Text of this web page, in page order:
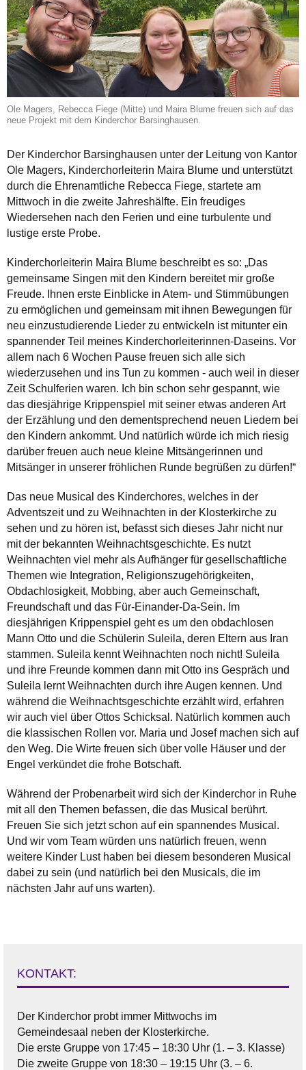
Ole Magers, Rebecca Fiege (Mitte) und Maira Blume freuen sich auf das
neue Projekt mit dem Kinderchor Barsinghausen.
Der Kinderchor Barsinghausen unter der Leitung von Kantor
Ole Magers, Kinderchorleiterin Maira Blume und unterstützt
durch die Ehrenamtliche Rebecca Fiege, startete am
Mittwoch in die zweite Jahreshälfte. Ein freudiges
Wiedersehen nach den Ferien und eine turbulente und
lustige erste Probe.
Kinderchorleiterin Maira Blume beschreibt es so: „Das
gemeinsame Singen mit den Kindern bereitet mir große
Freude. Ihnen erste Einblicke in Atem- und Stimmübungen
zu ermöglichen und gemeinsam mit ihnen Bewegungen für
neu einzustudierende Lieder zu entwickeln ist mitunter ein
spannender Teil meines Kinderchorleiterinnen-Daseins. Vor
allem nach 6 Wochen Pause freuen sich alle sich
wiederzusehen und ins Tun zu kommen - auch weil in dieser
Zeit Schulferien waren. Ich bin schon sehr gespannt, wie
das diesjährige Krippenspiel mit seiner etwas anderen Art
der Erzählung und den dementsprechend neuen Liedern bei
den Kindern ankommt. Und natürlich würde ich mich riesig
darüber freuen auch neue kleine Mitsängerinnen und
Mitsänger in unserer fröhlichen Runde begrüßen zu dürfen!“
Das neue Musical des Kinderchores, welches in der
Adventszeit und zu Weihnachten in der Klosterkirche zu
sehen und zu hören ist, befasst sich dieses Jahr nicht nur
mit der bekannten Weihnachtsgeschichte. Es nutzt
Weihnachten viel mehr als Aufhänger für gesellschaftliche
Themen wie Integration, Religionszugehörigkeiten,
Obdachlosigkeit, Mobbing, aber auch Gemeinschaft,
Freundschaft und das Für-Einander-Da-Sein. Im
diesjährigen Krippenspiel geht es um den obdachlosen
Mann Otto und die Schülerin Suleila, deren Eltern aus Iran
stammen. Suleila kennt Weihnachten noch nicht! Suleila
und ihre Freunde kommen dann mit Otto ins Gespräch und
Suleila lernt Weihnachten durch ihre Augen kennen. Und
während die Weihnachtsgeschichte erzählt wird, erfahren
wir auch viel über Ottos Schicksal. Natürlich kommen auch
die klassischen Rollen vor. Maria und Josef machen sich auf
den Weg. Die Wirte freuen sich über volle Häuser und der
Engel verkündet die frohe Botschaft.
Während der Probenarbeit wird sich der Kinderchor in Ruhe
mit all den Themen befassen, die das Musical berührt.
Freuen Sie sich jetzt schon auf ein spannendes Musical.
Und wir vom Team würden uns natürlich freuen, wenn
weitere Kinder Lust haben bei diesem besonderen Musical
dabei zu sein (und natürlich bei den Musicals, die im
nächsten Jahr auf uns warten).
KONTAKT:
Der Kinderchor probt immer Mittwochs im
Gemeindesaal neben der Klosterkirche.
Die erste Gruppe von 17:45 – 18:30 Uhr (1. – 3. Klasse)
Die zweite Gruppe von 18:30 – 19:15 Uhr (3. – 6.